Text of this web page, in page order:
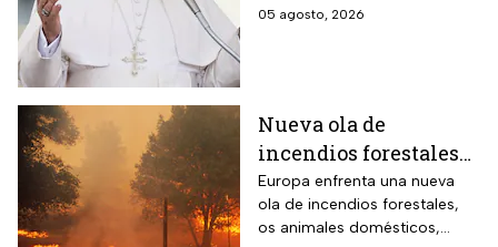
noviembre de este mismo
05 agosto, 2026
Nueva ola de
incendios forestales
en Europa; los
animales son los más
vulnerables
Europa enfrenta una nueva
ola de incendios forestales,
os animales domésticos,